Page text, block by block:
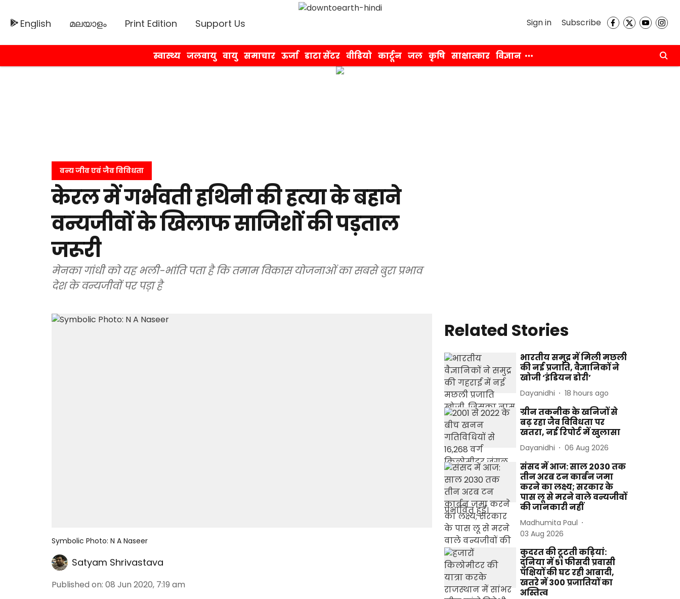
English മലയാളം Print Edition Support Us Sign in Subscribe
स्वास्थ्य जलवायु वायु समाचार ऊर्जा डाटा सेंटर वीडियो कार्टून जल कृषि साक्षात्कार विज्ञान
वन्य जीव एवं जैव विविधता
केरल में गर्भवती हथिनी की हत्या के बहाने
वन्यजीवों के खिलाफ साजिशों की पड़ताल
जरूरी
मेनका गांधी को यह भली-भांति पता है कि तमाम विकास योजनाओं का सबसे बुरा प्रभाव
देश के वन्यजीवों पर पड़ा है
Symbolic Photo: N A Naseer
Satyam Shrivastava
Published on: 08 Jun 2020, 7:19 am
Related Stories
भारतीय समुद्र में मिली मछली
की नई प्रजाति, वैज्ञानिकों ने
खोजी ‘इंडियन डोरी’
Dayanidhi 18 hours ago
ग्रीन तकनीक के खनिजों से
बढ़ रहा जैव विविधता पर
खतरा, नई रिपोर्ट में खुलासा
Dayanidhi 06 Aug 2026
संसद में आज: साल 2030 तक
तीन अरब टन कार्बन जमा
करने का लक्ष्य; सरकार के
पास लू से मरने वाले वन्यजीवों
की जानकारी नहीं
Madhumita Paul
03 Aug 2026
कुदरत की टूटती कड़ियां:
दुनिया में 51 फीसदी प्रवासी
पक्षियों की घट रही आबादी,
खतरे में 300 प्रजातियों का
अस्तित्व